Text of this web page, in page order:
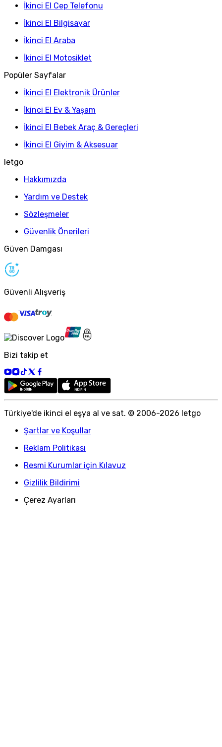
İkinci El Cep Telefonu
İkinci El Bilgisayar
İkinci El Araba
İkinci El Motosiklet
Popüler Sayfalar
İkinci El Elektronik Ürünler
İkinci El Ev & Yaşam
İkinci El Bebek Araç & Gereçleri
İkinci El Giyim & Aksesuar
letgo
Hakkımızda
Yardım ve Destek
Sözleşmeler
Güvenlik Önerileri
Güven Damgası
Güvenli Alışveriş
Bizi takip et
Türkiye'de ikinci el eşya al ve sat. © 2006-2026 letgo
Şartlar ve Koşullar
Reklam Politikası
Resmi Kurumlar için Kılavuz
Gizlilik Bildirimi
Çerez Ayarları